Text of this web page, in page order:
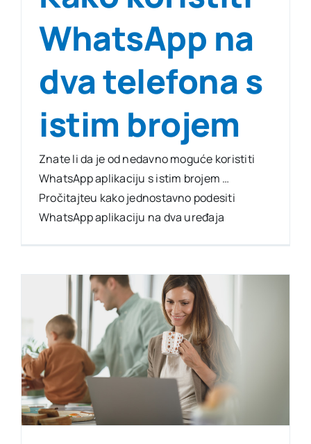
WhatsApp na
dva telefona s
istim brojem
Znate li da je od nedavno moguće koristiti
WhatsApp aplikaciju s istim brojem …
Pročitajteu kako jednostavno podesiti
WhatsApp aplikaciju na dva uređaja